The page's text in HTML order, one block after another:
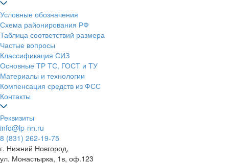
Условные обозначения
Схема районирования РФ
Таблица соответствий размера
Частые вопросы
Классификация СИЗ
Основные ТР ТС, ГОСТ и ТУ
Материалы и технологии
Компенсация средств из ФСС
Контакты
Реквизиты
info@lp-nn.ru
8 (831) 262-19-75
г. Нижний Новгород,
ул. Монастырка, 1в, оф.123